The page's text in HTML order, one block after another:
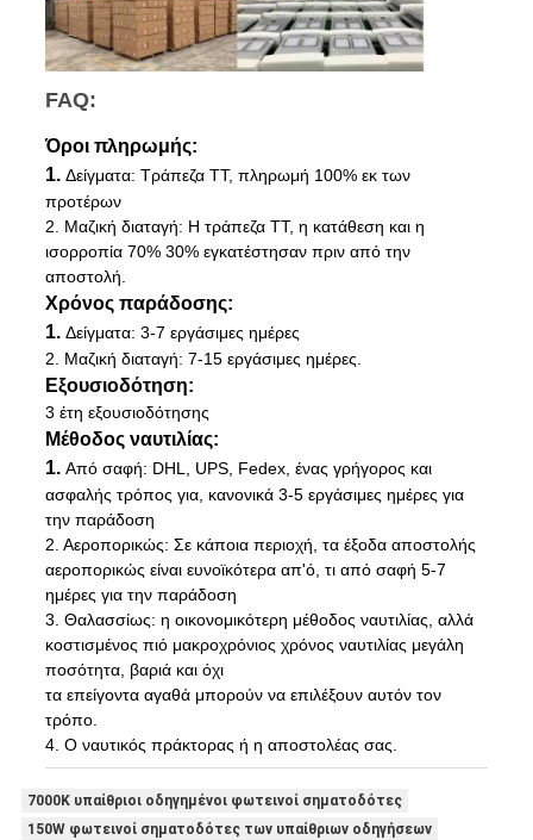
FAQ:
Όροι πληρωμής:
1. Δείγματα: Τράπεζα TT, πληρωμή 100% εκ των
προτέρων
2. Μαζική διαταγή: Η τράπεζα TT, η κατάθεση και η
ισορροπία 70% 30% εγκατέστησαν πριν από την
αποστολή.
Χρόνος παράδοσης:
1. Δείγματα: 3-7 εργάσιμες ημέρες
2. Μαζική διαταγή: 7-15 εργάσιμες ημέρες.
Εξουσιοδότηση:
3 έτη εξουσιοδότησης
Μέθοδος ναυτιλίας:
1. Από σαφή: DHL, UPS, Fedex, ένας γρήγορος και
ασφαλής τρόπος για, κανονικά 3-5 εργάσιμες ημέρες για
την παράδοση
2. Αεροπορικώς: Σε κάποια περιοχή, τα έξοδα αποστολής
αεροπορικώς είναι ευνοϊκότερα απ'ό, τι από σαφή 5-7
ημέρες για την παράδοση
3. Θαλασσίως: η οικονομικότερη μέθοδος ναυτιλίας, αλλά
κοστισμένος πιό μακροχρόνιος χρόνος ναυτιλίας μεγάλη
ποσότητα, βαριά και όχι
τα επείγοντα αγαθά μπορούν να επιλέξουν αυτόν τον
τρόπο.
4. Ο ναυτικός πράκτορας ή η αποστολέας σας.
7000K υπαίθριοι οδηγημένοι φωτεινοί σηματοδότες
150W φωτεινοί σηματοδότες των υπαίθριων οδηγήσεων